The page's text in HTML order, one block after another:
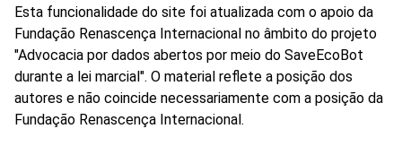
Esta funcionalidade do site foi atualizada com o apoio da
Fundação Renascença Internacional no âmbito do projeto
"Advocacia por dados abertos por meio do SaveEcoBot
durante a lei marcial". O material reflete a posição dos
autores e não coincide necessariamente com a posição da
Fundação Renascença Internacional.